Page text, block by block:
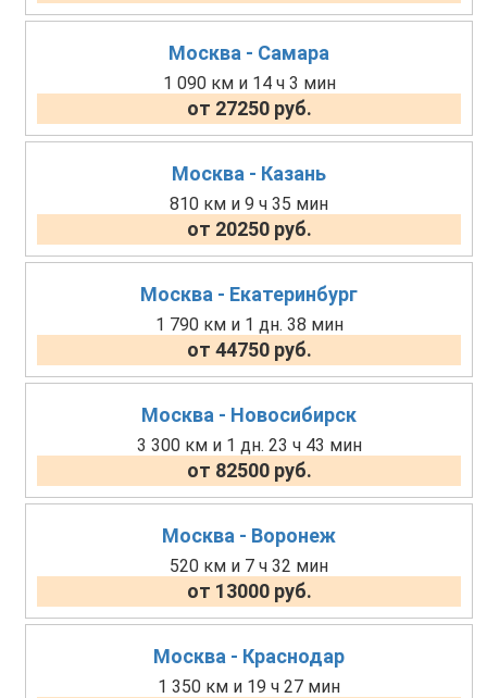
Москва - Самара
1 090 км и 14 ч 3 мин
от 27250 руб.
Москва - Казань
810 км и 9 ч 35 мин
от 20250 руб.
Москва - Екатеринбург
1 790 км и 1 дн. 38 мин
от 44750 руб.
Москва - Новосибирск
3 300 км и 1 дн. 23 ч 43 мин
от 82500 руб.
Москва - Воронеж
520 км и 7 ч 32 мин
от 13000 руб.
Москва - Краснодар
1 350 км и 19 ч 27 мин